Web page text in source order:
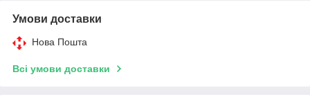
Умови доставки
Нова Пошта
Всі умови доставки